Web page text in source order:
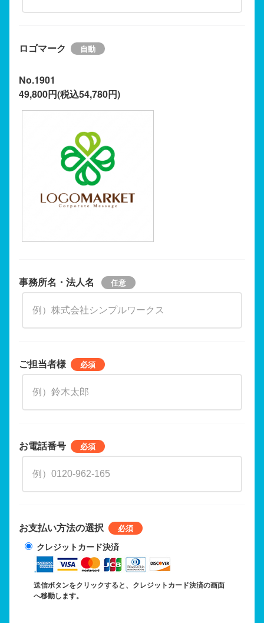
ロゴマーク
No.1901
49,800円(税込54,780円)
事務所名・法人名
ご担当者様
お電話番号
お支払い方法の選択
クレジットカード決済
送信ボタンをクリックすると、クレジットカード決済の画面
へ移動します。